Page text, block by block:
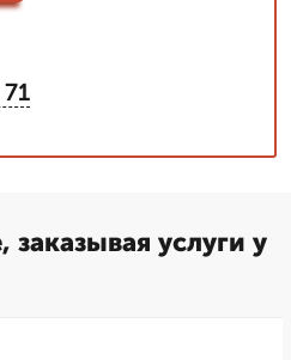
услуги у